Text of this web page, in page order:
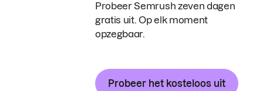
Probeer Semrush zeven dagen
gratis uit. Op elk moment
opzegbaar.
Probeer het kosteloos uit